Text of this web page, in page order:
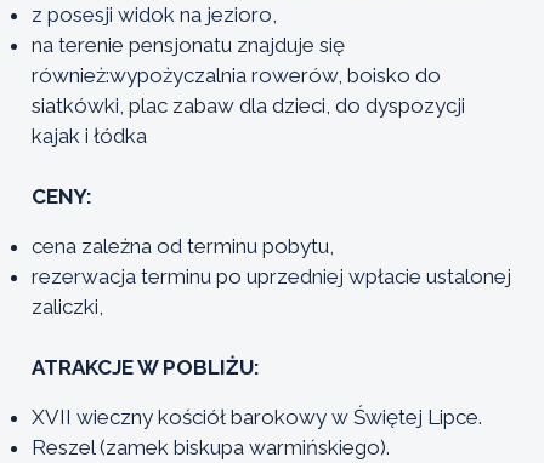
z posesji widok na jezioro,
na terenie pensjonatu znajduje się
również:wypożyczalnia rowerów, boisko do
siatkówki, plac zabaw dla dzieci, do dyspozycji
kajak i łódka
CENY:
cena zależna od terminu pobytu,
rezerwacja terminu po uprzedniej wpłacie ustalonej
zaliczki,
ATRAKCJE W POBLIŻU:
XVII wieczny kościół barokowy w Świętej Lipce.
Reszel (zamek biskupa warmińskiego).